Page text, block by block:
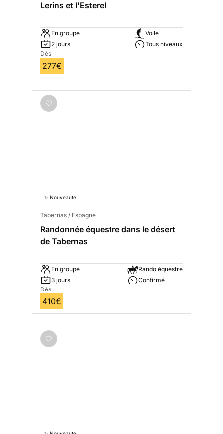
Lerins et l'Esterel
En groupe
2 jours
Voile
Tous niveaux
Dès
277€
✨ Nouveauté
Tabernas / Espagne
Randonnée équestre dans le désert
de Tabernas
En groupe
3 jours
Rando équestre
Confirmé
Dès
410€